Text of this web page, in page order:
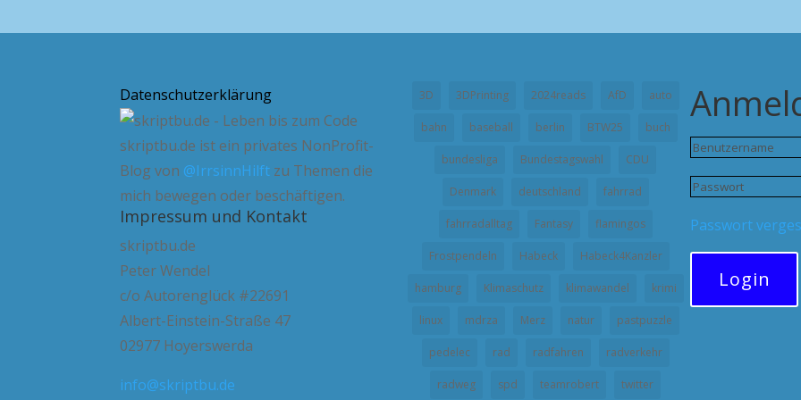
Datenschutzerklärung
skriptbu.de ist ein privates NonProfit-
Blog von @IrrsinnHilft zu Themen die
mich bewegen oder beschäftigen.
Impressum und Kontakt
skriptbu.de
Peter Wendel
c/o Autorenglück #22691
Albert-Einstein-Straße 47
02977 Hoyerswerda
info@skriptbu.de
3D 3DPrinting 2024reads AfD auto
bahn baseball berlin BTW25 buch
bundesliga Bundestagswahl CDU
Denmark deutschland fahrrad
fahrradalltag Fantasy flamingos
Frostpendeln Habeck Habeck4Kanzler
hamburg Klimaschutz klimawandel krimi
linux mdrza Merz natur pastpuzzle
pedelec rad radfahren radverkehr
radweg spd teamrobert twitter
Passwort
Login